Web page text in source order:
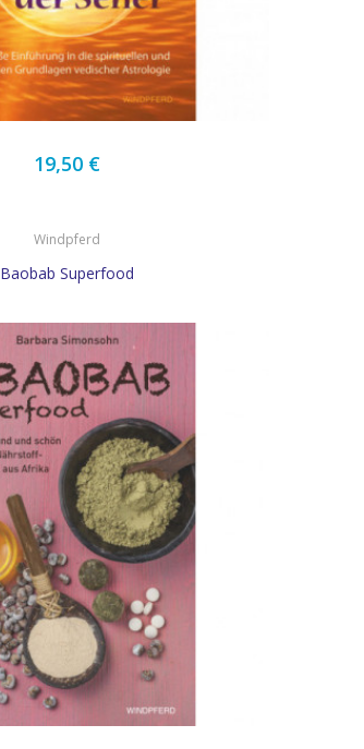
19,50 €
Windpferd
Baobab Superfood